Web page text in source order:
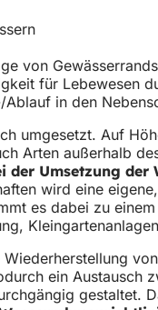
von
für Lebewesen
Ablauf in den
umgesetzt. Auf
Arten außerhalb
Umsetzung der
wird eine
es dabei zu
ein Austausch
gestaltet.